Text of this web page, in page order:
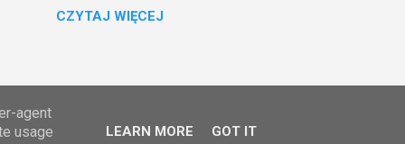
Mnie godzien. I kto kocha
Mnie posłał. Kto
jako
CZYTAJ WIĘCEJ
agent
usage
LEARN MORE GOT IT